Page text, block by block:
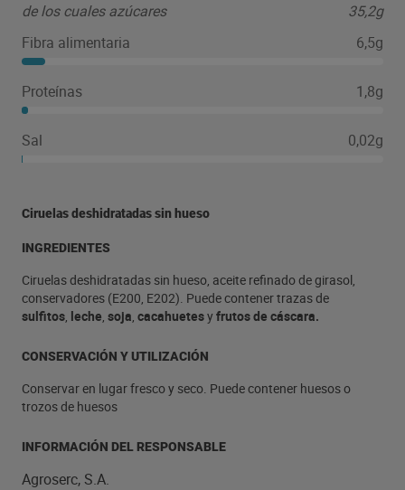
de los cuales azúcares
35,2g
Fibra alimentaria
6,5g
Proteínas 1,8g
Sal 0,02g
Ciruelas deshidratadas sin hueso
INGREDIENTES
Ciruelas deshidratadas sin hueso, aceite refinado de girasol,
conservadores (E200, E202). Puede contener trazas de
sulfitos, leche, soja, cacahuetesyfrutos de cáscara.
CONSERVACIÓN Y UTILIZACIÓN
Conservar en lugar fresco y seco. Puede contener huesos o
trozos de huesos
INFORMACIÓN DEL RESPONSABLE
Agroserc, S.A.